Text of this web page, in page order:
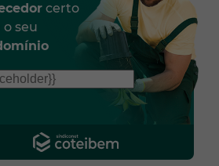
certo
o seu